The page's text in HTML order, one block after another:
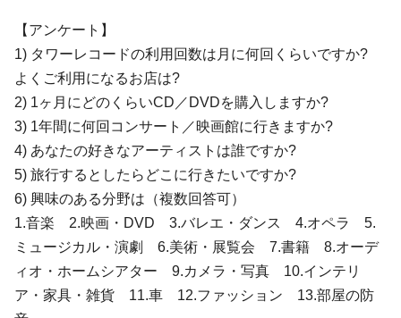
【アンケート】
1) タワーレコードの利用回数は月に何回くらいですか?
よくご利用になるお店は?
2) 1ヶ月にどのくらいCD／DVDを購入しますか?
3) 1年間に何回コンサート／映画館に行きますか?
4) あなたの好きなアーティストは誰ですか?
5) 旅行するとしたらどこに行きたいですか?
6) 興味のある分野は（複数回答可）
1.音楽 2.映画・DVD 3.バレエ・ダンス 4.オペラ 5.
ミュージカル・演劇 6.美術・展覧会 7.書籍 8.オーデ
ィオ・ホームシアター 9.カメラ・写真 10.インテリ
ア・家具・雑貨 11.車 12.ファッション 13.部屋の防